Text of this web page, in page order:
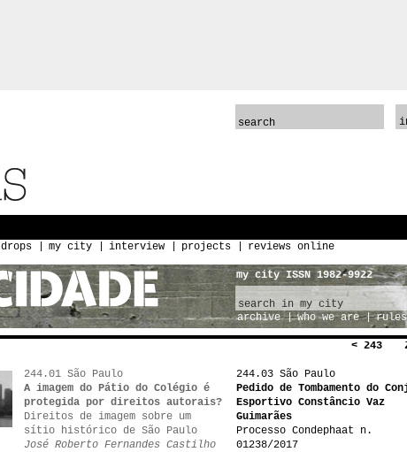
drops my city interview projects reviews online
my city ISSN 1982-9922
archive
who we are rules
< 243
244.01 São Paulo
A imagem do Pátio do Colégio é
protegida por direitos autorais?
Direitos de imagem sobre um
sítio histórico de São Paulo
José Roberto Fernandes Castilho
244.03 São Paulo
Pedido de Tombamento do
Esportivo Constâncio Vaz
Guimarães
Processo Condephaat n.
01238/2017